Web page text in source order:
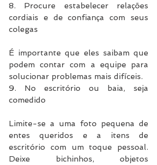
8. Procure estabelecer relações
cordiais e de confiança com seus
colegas
É importante que eles saibam que
podem contar com a equipe para
solucionar problemas mais difíceis.
9. No escritório ou baia, seja
comedido
Limite-se a uma foto pequena de
entes queridos e a itens de
escritório com um toque pessoal.
Deixe bichinhos, objetos